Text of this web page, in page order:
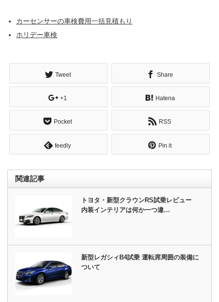
カーセンサーの車検費用一括見積もり
ホリデー車検
Tweet Share
+1 Hatena
Pocket RSS
feedly Pin it
関連記事
トヨタ・新型クラウンRS試乗レビュー
内装インテリアは何か一つ違…
新型レガシィB4試乗 運転席周囲の装備に
ついて